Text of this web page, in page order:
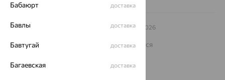
© ООО «Ювелирный дом «Кристалл»,2009 – 2026
На информационном ресурсе применяются
рекомендательные технологии
ОГРН 1044800168379
Бабаюрт доставка
Бавлы доставка
Бавтугай доставка
Багаевская доставка